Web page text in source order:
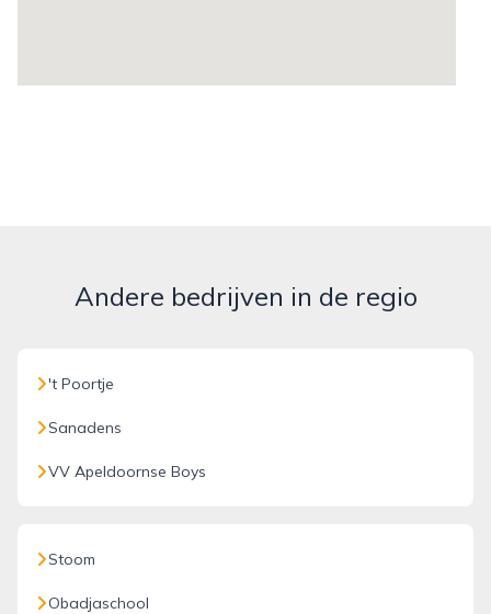
Andere bedrijven in de regio
't Poortje
Sanadens
VV Apeldoornse Boys
Stoom
Obadjaschool